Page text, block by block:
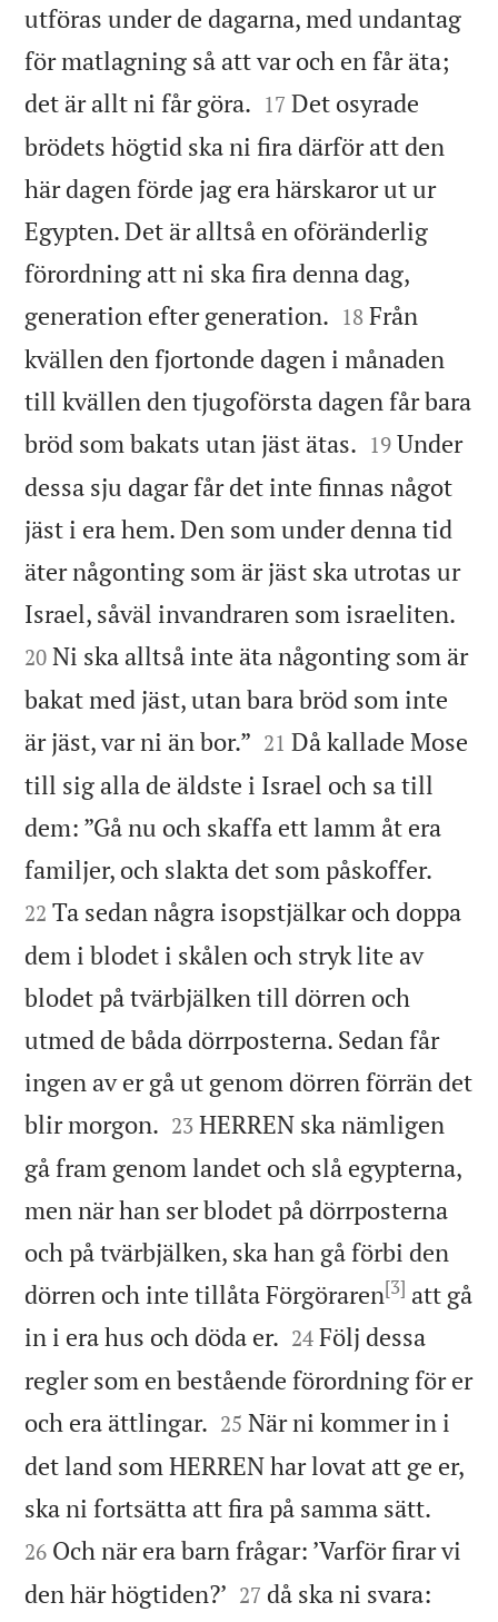
utföras under de dagarna, med undantag
för matlagning så att var och en får äta;
det är allt ni får göra. 

17 Det osyrade
brödets högtid ska ni fira därför att den
här dagen förde jag era härskaror ut ur
Egypten. Det är alltså en oföränderlig
förordning att ni ska fira denna dag,
generation efter generation. 

18 Från
kvällen den fjortonde dagen i månaden
till kvällen den tjugoförsta dagen får bara
bröd som bakats utan jäst ätas. 

19 Under
dessa sju dagar får det inte finnas något
jäst i era hem. Den som under denna tid
äter någonting som är jäst ska utrotas ur
Israel, såväl invandraren som israeliten.
20 Ni ska alltså inte äta någonting som är
bakat med jäst, utan bara bröd som inte
är jäst, var ni än bor.” 

21 Då kallade Mose
till sig alla de äldste i Israel och sa till
dem: ”Gå nu och skaffa ett lamm åt era
familjer, och slakta det som påskoffer.
22 Ta sedan några isopstjälkar och doppa
dem i blodet i skålen och stryk lite av
blodet på tvärbjälken till dörren och
utmed de båda dörrposterna. Sedan får
ingen av er gå ut genom dörren förrän det
blir morgon. 

23 HERREN ska nämligen
gå fram genom landet och slå egypterna,
men när han ser blodet på dörrposterna
och på tvärbjälken, ska han gå förbi den
dörren och inte tillåta Förgöraren[3] att gå
in i era hus och döda er. 

24 Följ dessa
regler som en bestående förordning för er
och era ättlingar. 

25 När ni kommer in i
det land som HERREN har lovat att ge er,
ska ni fortsätta att fira på samma sätt.
26 Och när era barn frågar: ’Varför firar vi
den här högtiden?’ 

27 då ska ni svara: